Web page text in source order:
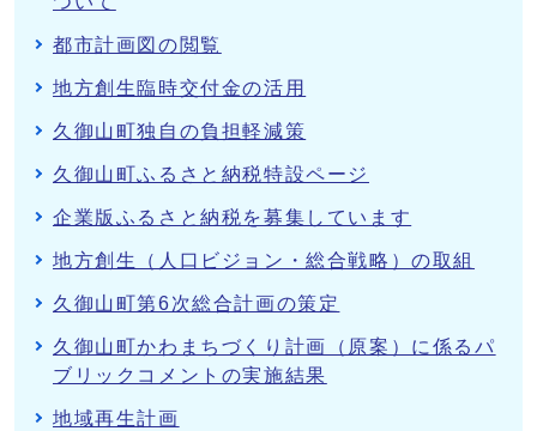
都市計画図の閲覧
地方創生臨時交付金の活用
久御山町独自の負担軽減策
久御山町ふるさと納税特設ページ
企業版ふるさと納税を募集しています
地方創生（人口ビジョン・総合戦略）の取組
久御山町第6次総合計画の策定
久御山町かわまちづくり計画（原案）に係るパ
ブリックコメントの実施結果
地域再生計画